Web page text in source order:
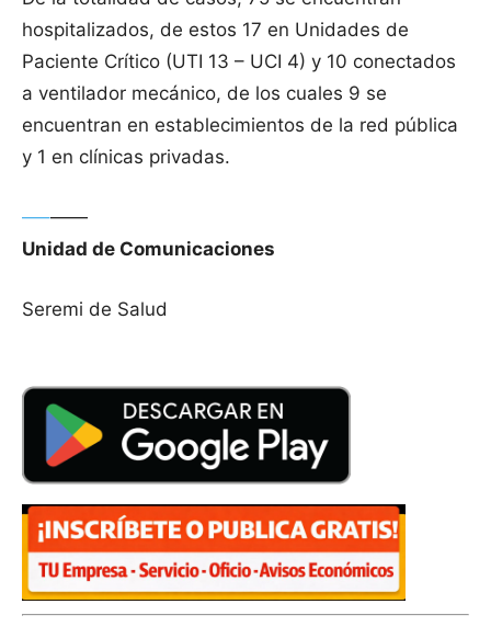
hospitalizados, de estos 17 en Unidades de
Paciente Crítico (UTI 13 – UCI 4) y 10 conectados
a ventilador mecánico, de los cuales 9 se
encuentran en establecimientos de la red pública
y 1 en clínicas privadas.
—–——
Unidad de Comunicaciones
Seremi de Salud